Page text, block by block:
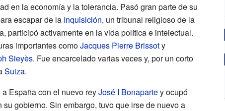
en la economía y la tolerancia. Pasó gran parte de su
escapar de la Inquisición, un tribunal religioso de la
participó activamente en la vida política e intelectual.
importantes comoJacques Pierre Brissoty
Sieyès. Fue encarcelado varias veces y, por un corto
Suiza.
España con el nuevo reyJosé I Bonapartey ocupó
su gobierno. Sin embargo, tuvo que irse de nuevo a